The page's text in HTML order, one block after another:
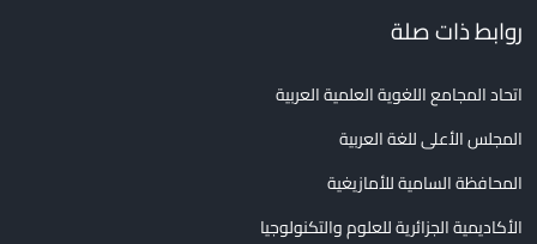
روابط ذات صلة
اتحاد المجامع اللغوية العلمية العربية
المجلس الأعلى للغة العربية
المحافظة السامية للأمازيغية
الأكاديمية الجزائرية للعلوم والتكنولوجيا